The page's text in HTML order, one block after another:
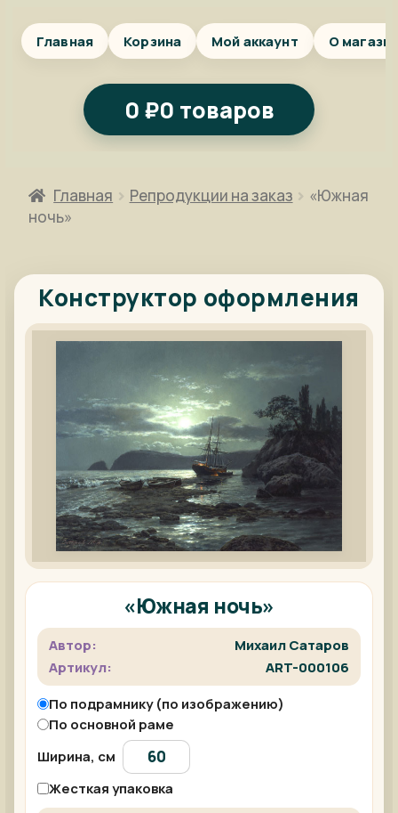
Главная Корзина Мой аккаунт О
0 ₽0 товаров
Главная Репродукции на заказ
«Южная
ночь»
Конструктор оформления
«Южная ночь»
Автор:
Михаил Сатаров
Артикул:
ART-000106
По подрамнику (по изображению)
По основной раме
Ширина, см
Жесткая упаковка